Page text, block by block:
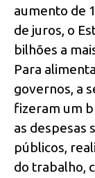
aumento de
de juros, o
bilhões a
Para
governos, a
fizeram um
as despesas
públicos,
do trabalho,